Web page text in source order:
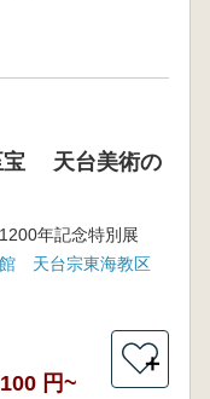
宝 天台美術の
年記念特別展
天台宗東海教区
円~
＋